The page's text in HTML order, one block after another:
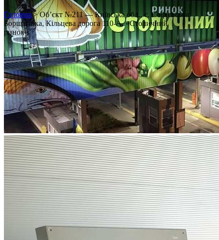
Головна>Об’єкт №211 — Київська обл., с. Софієвська
Борщагівка, Кільцева дорога 110-А, «Столичний
ринок»